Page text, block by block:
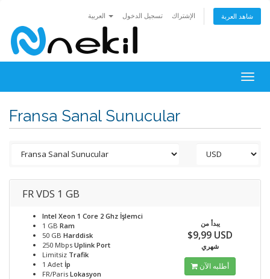
تسجيل الدخول الإشتراك شاهد العربة
Fransa Sanal Sunucular
FR VDS 1 GB
Intel Xeon 1 Core 2 Ghz İşlemci
1 GB Ram
50 GB Harddisk
250 Mbps Uplink Port
Limitsiz Trafik
1 Adet İp
FR/Paris Lokasyon
يبدأ من
$9,99 USD
شهري
أطلبه الآن